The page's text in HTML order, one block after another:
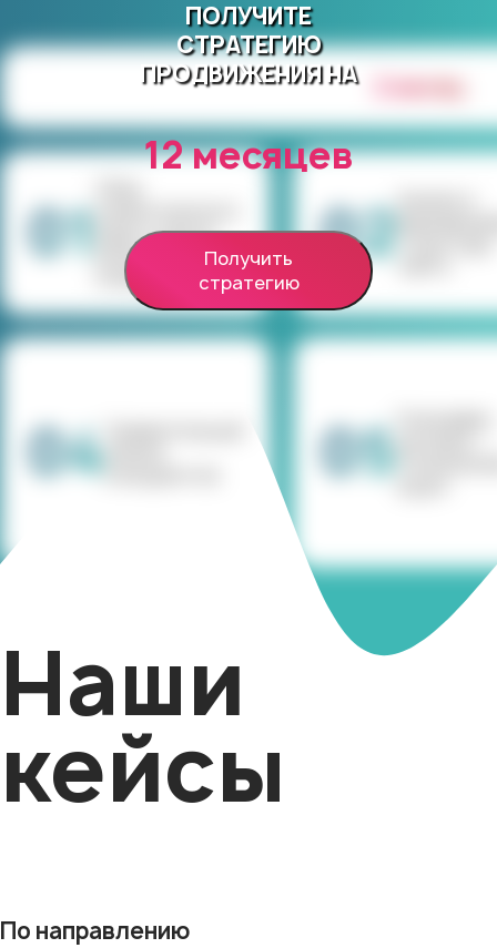
ПОЛУЧИТЕ
СТРАТЕГИЮ
ПРОДВИЖЕНИЯ НА
12 месяцев
Получить
стратегию
01 ядра и запуск
мониторинга
позиций
02
04конкурентов
05
Наши
кейсы
По направлению